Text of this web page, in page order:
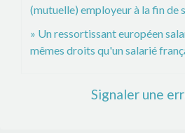
(mutuelle) employeur à la fin de
Un ressortissant européen
mêmes droits qu'un salarié
Signaler une